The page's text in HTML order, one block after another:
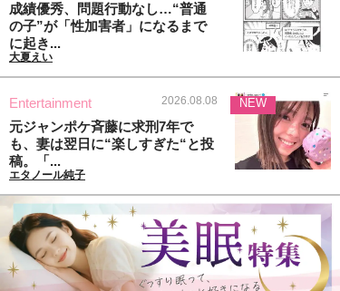
成績優秀、問題行動なし…“普通
の子”が「性加害者」になるまで
に起き...
大夏えい
Entertainment 2026.08.08
元ジャンポケ斉藤に求刑7年で
も、妻は翌日に“楽しすぎた“と投
稿。「...
エタノール純子
NEW